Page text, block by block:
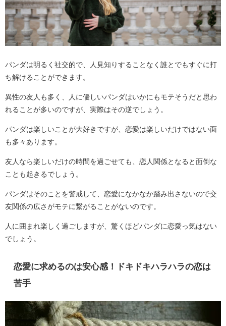
パンダは明るく社交的で、人見知りすることなく誰とでもすぐに打
ち解けることができます。
異性の友人も多く、人に優しいパンダはいかにもモテそうだと思わ
れることが多いのですが、実際はその逆でしょう。
パンダは楽しいことが大好きですが、恋愛は楽しいだけではない面
も多々あります。
友人なら楽しいだけの時間を過ごせても、恋人関係となると面倒な
ことも起きるでしょう。
パンダはそのことを警戒して、恋愛になかなか踏み出さないので交
友関係の広さがモテに繋がることがないのです。
人に囲まれ楽しく過ごしますが、驚くほどパンダに恋愛っ気はない
でしょう。
恋愛に求めるのは安心感！ドキドキハラハラの恋は
苦手